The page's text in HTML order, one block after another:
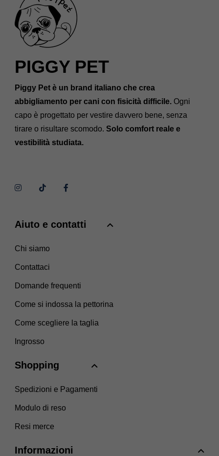
PIGGY PET
Piggy Pet è un brand italiano che crea
abbigliamento per cani con fisicità difficile. Ogni
capo è progettato per vestire davvero bene, senza
tirare o risultare scomodo. Solo comfort reale e
vestibilità studiata.
Aiuto e contatti
Chi siamo
Contattaci
Domande frequenti
Come si indossa la pettorina
Come scegliere la taglia
Ingrosso
Shopping
Spedizioni e Pagamenti
Modulo di reso
Resi merce
Informazioni